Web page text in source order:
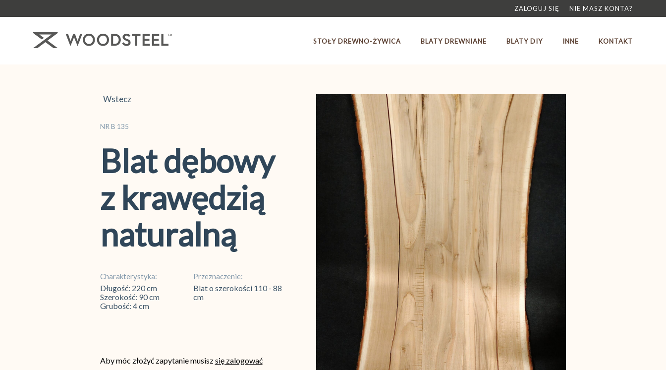
ZALOGUJ SIĘ NIE MASZ KONTA?
STOŁY DREWNO-ŻYWICA BLATY DREWNIANE BLATY DIY INNE KONTAKT
Wstecz
NR B 135
Blat dębowy
z krawędzią
naturalną
Charakterystyka:
Długość: 220 cm
Szerokość: 90 cm
Grubość: 4 cm
Przeznaczenie:
Blat o szerokości 110 - 88
cm
Aby móc złożyć zapytanie musiszsię zalogować